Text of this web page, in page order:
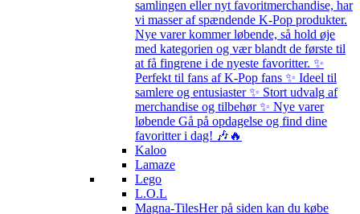
samlingen eller nyt favoritmerchandise, har
vi masser af spændende K-Pop produkter.
Nye varer kommer løbende, så hold øje
med kategorien og vær blandt de første til
at få fingrene i de nyeste favoritter. ✨
Perfekt til fans af K-Pop fans ✨ Ideel til
samlere og entusiaster ✨ Stort udvalg af
merchandise og tilbehør ✨ Nye varer
løbende Gå på opdagelse og find dine
favoritter i dag! 🎶🔥
Kaloo
Lamaze
Lego
L.O.L
Magna-TilesHer på siden kan du købe